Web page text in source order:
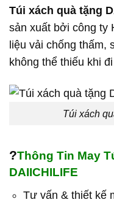
Túi xách quà tặng
sản xuất bởi công
liệu vải chống thấm,
không thể thiếu khi
Túi xách
?Thông Tin May
DAIICHILIFE
Tư vấn & thiết kế